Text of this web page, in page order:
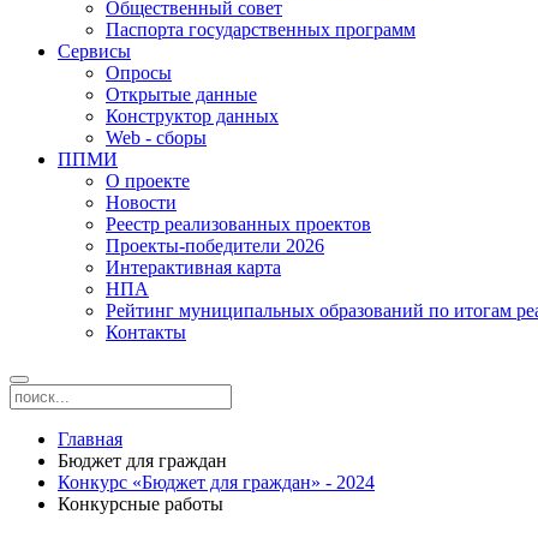
Общественный совет
Паспорта государственных программ
Сервисы
Опросы
Открытые данные
Конструктор данных
Web - сборы
ППМИ
О проекте
Новости
Реестр реализованных проектов
Проекты-победители 2026
Интерактивная карта
НПА
Рейтинг муниципальных образований по итогам
Контакты
Главная
Бюджет для граждан
Конкурс «Бюджет для граждан» - 2024
Конкурсные работы